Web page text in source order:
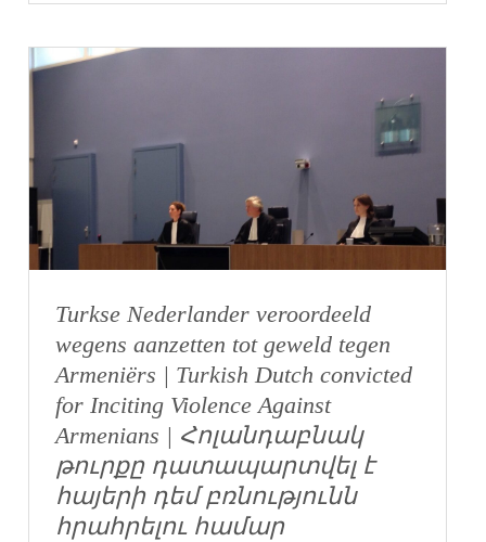
Turkse Nederlander veroordeeld
wegens aanzetten tot geweld tegen
Armeniërs | Turkish Dutch convicted
for Inciting Violence Against
Armenians | Հոլանդաբնակ
թուրքը դատապարտվել է
հայերի դեմ բռնությունն
հրահրելու համար